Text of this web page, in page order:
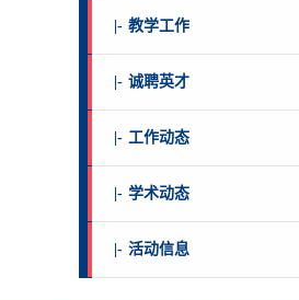
|- 教学工作
|- 诚聘英才
|- 工作动态
|- 学术动态
|- 活动信息